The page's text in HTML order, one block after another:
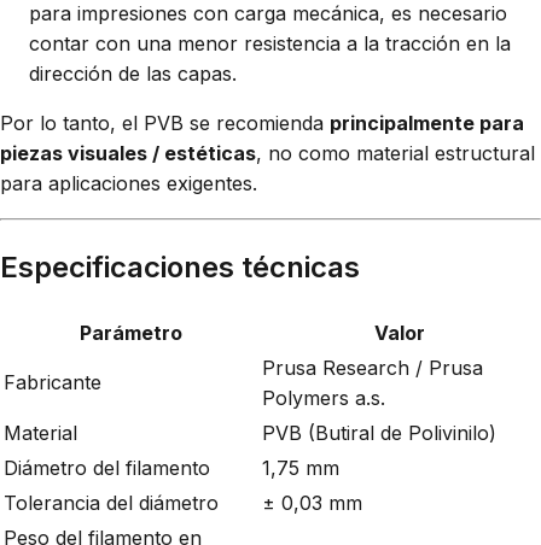
para impresiones con carga mecánica, es necesario
contar con una menor resistencia a la tracción en la
dirección de las capas.
Por lo tanto, el PVB se recomienda principalmente para
piezas visuales / estéticas, no como material estructural
para aplicaciones exigentes.
Especificaciones técnicas
Parámetro Valor
Fabricante
Prusa Research / Prusa
Polymers a.s.
Material
PVB (Butiral de Polivinilo)
Diámetro del filamento
1,75 mm
Tolerancia del diámetro
± 0,03 mm
Peso del filamento en